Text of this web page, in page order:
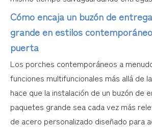
Cómo encaja un buzón de
grande en estilos
puerta
Los porches contemporáneos a
funciones multifuncionales más allá de
hace que la instalación de un buzón de
paquetes grande sea cada vez más
de acero personalizado diseñado para